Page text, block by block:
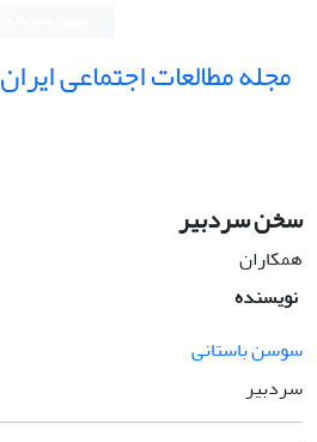
مجله مطالعات اجتماعی ایران
سخن سردبیر
همکاران
نویسنده
سوسن باستانی
سردبیر